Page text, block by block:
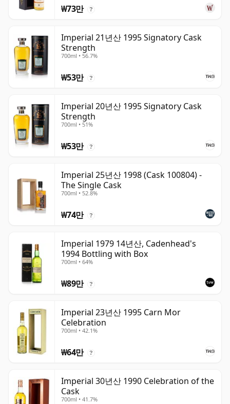
₩73만 ?
Imperial 21년산 1995 Signatory Cask
Strength
700ml • 56.7%
₩53만 ?
Imperial 20년산 1995 Signatory Cask
Strength
700ml • 51%
₩53만 ?
Imperial 25년산 1998 (Cask 100804) -
The Single Cask
700ml • 52.8%
₩74만 ?
Imperial 1979 14년산, Cadenhead's
1994 Bottling with Box
700ml • 64%
₩89만 ?
Imperial 23년산 1995 Carn Mor
Celebration
700ml • 42.1%
₩64만 ?
Imperial 30년산 1990 Celebration of the
Cask
700ml • 41.7%